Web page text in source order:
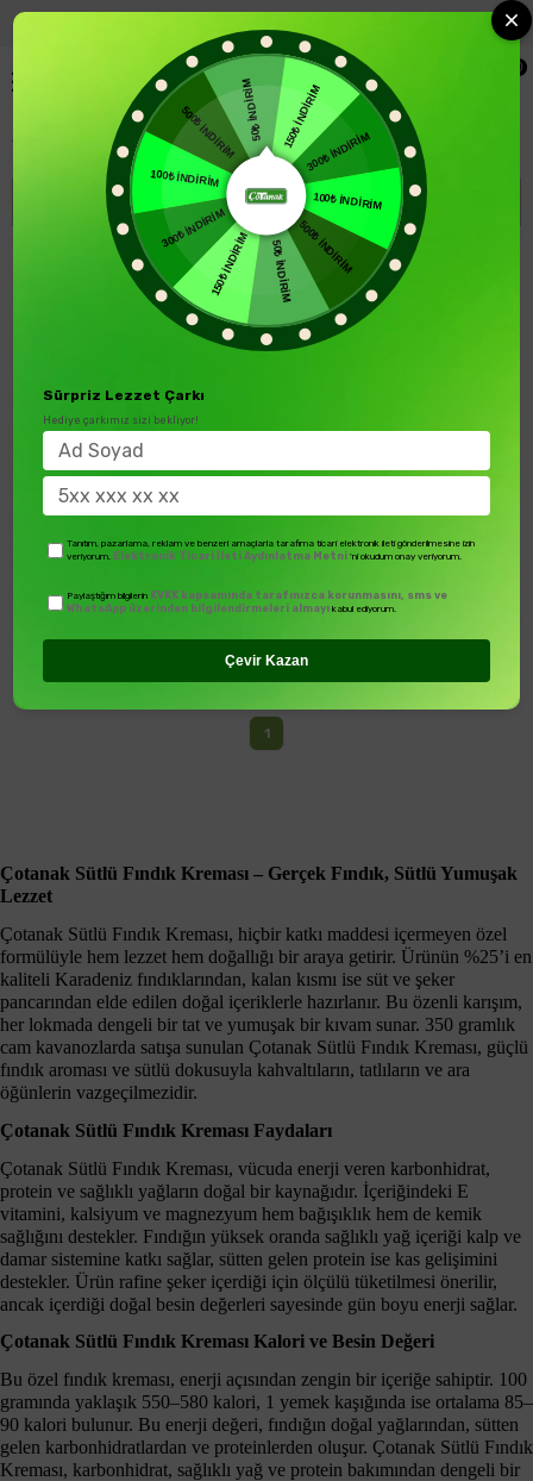
0
Sütlü Fındık Kreması
Filtreleme
Sıralama
Çotanak 350 Gr Sütlü Fındık Kreması %25 Fındık
₺199,00
1
Çotanak Sütlü Fındık Kreması – Gerçek Fındık, Sütlü Yumuşak
Lezzet
Çotanak Sütlü Fındık Kreması, hiçbir katkı maddesi içermeyen özel
formülüyle hem lezzet hem doğallığı bir araya getirir. Ürünün %25’i en
kaliteli Karadeniz fındıklarından, kalan kısmı ise süt ve şeker
pancarından elde edilen doğal içeriklerle hazırlanır. Bu özenli karışım,
her lokmada dengeli bir tat ve yumuşak bir kıvam sunar. 350 gramlık
cam kavanozlarda satışa sunulan Çotanak Sütlü Fındık Kreması, güçlü
fındık aroması ve sütlü dokusuyla kahvaltıların, tatlıların ve ara
öğünlerin vazgeçilmezidir.
Çotanak Sütlü Fındık Kreması Faydaları
Çotanak Sütlü Fındık Kreması, vücuda enerji veren karbonhidrat,
protein ve sağlıklı yağların doğal bir kaynağıdır. İçeriğindeki E
vitamini, kalsiyum ve magnezyum hem bağışıklık hem de kemik
sağlığını destekler. Fındığın yüksek oranda sağlıklı yağ içeriği kalp ve
damar sistemine katkı sağlar, sütten gelen protein ise kas gelişimini
destekler. Ürün rafine şeker içerdiği için ölçülü tüketilmesi önerilir,
ancak içerdiği doğal besin değerleri sayesinde gün boyu enerji sağlar.
Çotanak Sütlü Fındık Kreması Kalori ve Besin Değeri
Bu özel fındık kreması, enerji açısından zengin bir içeriğe sahiptir. 100
gramında yaklaşık 550–580 kalori, 1 yemek kaşığında ise ortalama 85–
90 kalori bulunur. Bu enerji değeri, fındığın doğal yağlarından, sütten
gelen karbonhidratlardan ve proteinlerden oluşur. Çotanak Sütlü Fındık
Kreması, karbonhidrat, sağlıklı yağ ve protein bakımından dengeli bir
50₺ İNDİRİM 150₺ İNDİRİM
300₺ İNDİRİM
100₺ İNDİRİM
500₺ İNDİRİM
50₺ İNDİRİM
150₺ İNDİRİM
300₺ İNDİRİM
100₺ İNDİRİM
500₺ İNDİRİM
Sürpriz Lezzet Çarkı
Hediye çarkımız sizi bekliyor!
Tanıtım, pazarlama, reklam ve benzeri amaçlarla tarafıma ticari elektronik ileti gönderilmesine izin
veriyorum. Elektronik Ticari İleti Aydınlatma Metni 'ni okudum onay veriyorum.
Paylaştığım bilgilerin KVKK kapsamında tarafınızca korunmasını, sms ve
WhatsApp üzerinden bilgilendirmeleri almayı kabul ediyorum.
Çevir Kazan